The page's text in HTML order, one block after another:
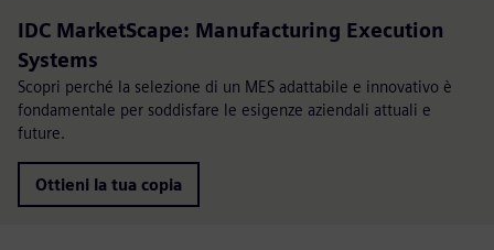
IDC MarketScape: Manufacturing Execution
Systems
Scopri perché la selezione di un MES adattabile e innovativo è
fondamentale per soddisfare le esigenze aziendali attuali e
future.
Ottieni la tua copia